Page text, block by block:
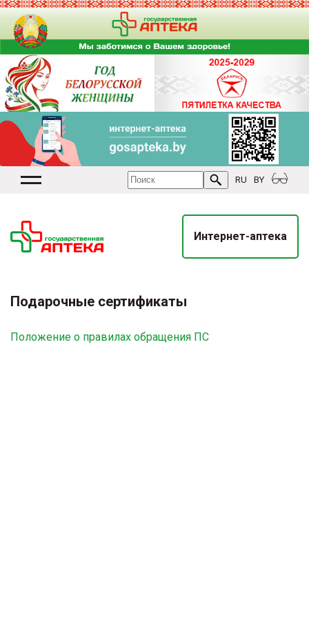
RU BY
Интернет-аптека
Подарочные сертификаты
Положение о правилах обращения ПС